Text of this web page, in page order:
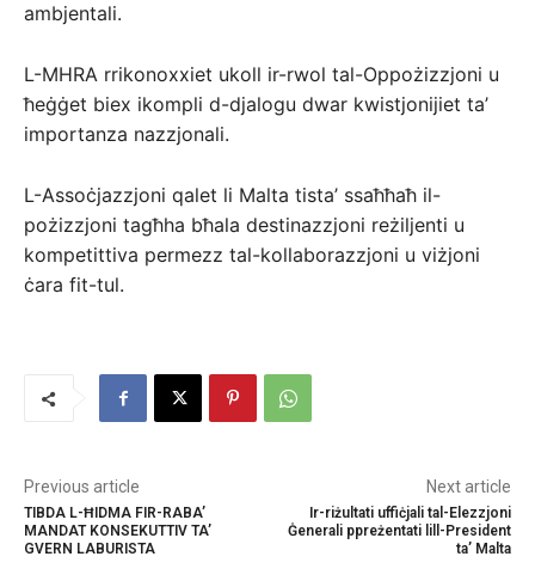
ambjentali.
L-MHRA rrikonoxxiet ukoll ir-rwol tal-Oppożizzjoni u
ħeġġet biex ikompli d-djalogu dwar kwistjonijiet ta’
importanza nazzjonali.
L-Assoċjazzjoni qalet li Malta tista’ ssaħħaħ il-
pożizzjoni tagħha bħala destinazzjoni reżiljenti u
kompetittiva permezz tal-kollaborazzjoni u viżjoni
ċara fit-tul.
Previous article
TIBDA L-ĦIDMA FIR-RABA’
MANDAT KONSEKUTTIV TA’
GVERN LABURISTA
Next article
Ir-riżultati uffiċjali tal-Elezzjoni
Ġenerali ppreżentati lill-President
ta’ Malta